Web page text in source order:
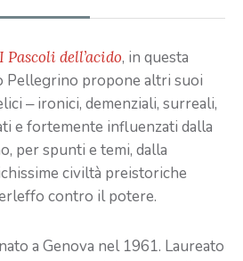
I Pascoli dell’acido, in questa
Pellegrino propone altri suoi
‒ ironici, demenziali, surreali,
e fortemente influenzati dalla
per spunti e temi, dalla
civiltà preistoriche
contro il potere.
a Genova nel 1961. Laureato